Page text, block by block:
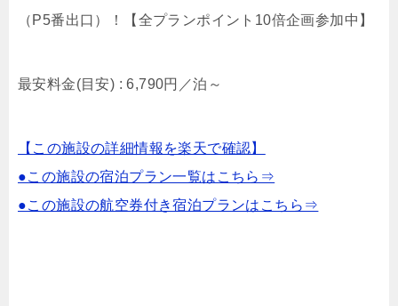
（P5番出口）！【全プランポイント10倍企画参加中】
最安料金(目安) :6,790円／泊 ～
【この施設の詳細情報を楽天で確認】
●この施設の宿泊プラン一覧はこちら⇒
●この施設の航空券付き宿泊プランはこちら⇒